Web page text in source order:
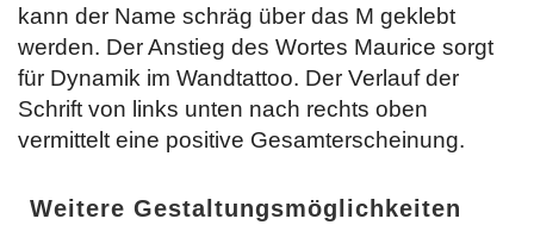
kann der Name schräg über das M geklebt
werden. Der Anstieg des Wortes Maurice sorgt
für Dynamik im Wandtattoo. Der Verlauf der
Schrift von links unten nach rechts oben
vermittelt eine positive Gesamterscheinung.
Weitere Gestaltungsmöglichkeiten